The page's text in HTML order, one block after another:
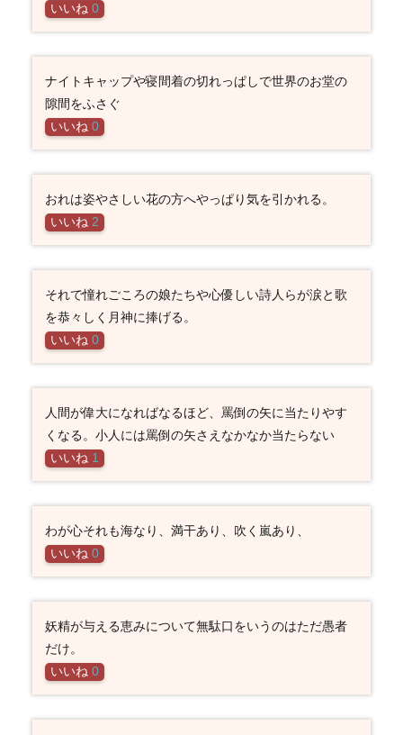
いいね 0
ナイトキャップや寝間着の切れっぱしで世界のお堂の
隙間をふさぐ
いいね 0
おれは姿やさしい花の方へやっぱり気を引かれる。
いいね 2
それで憧れごころの娘たちや心優しい詩人らが涙と歌
を恭々しく月神に捧げる。
いいね 0
人間が偉大になればなるほど、罵倒の矢に当たりやす
くなる。小人には罵倒の矢さえなかなか当たらない
いいね 1
わが心それも海なり、満干あり、吹く嵐あり、
いいね 0
妖精が与える恵みについて無駄口をいうのはただ愚者
だけ。
いいね 0